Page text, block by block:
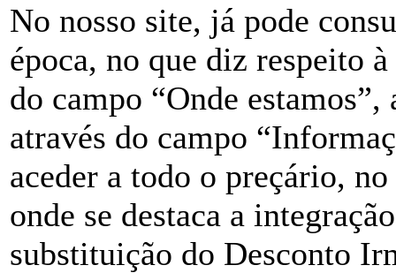
No nosso site, já pode
época, no que diz respeito
do campo “Onde
através do campo
aceder a todo o preçário,
onde se destaca a
substituição do Desconto